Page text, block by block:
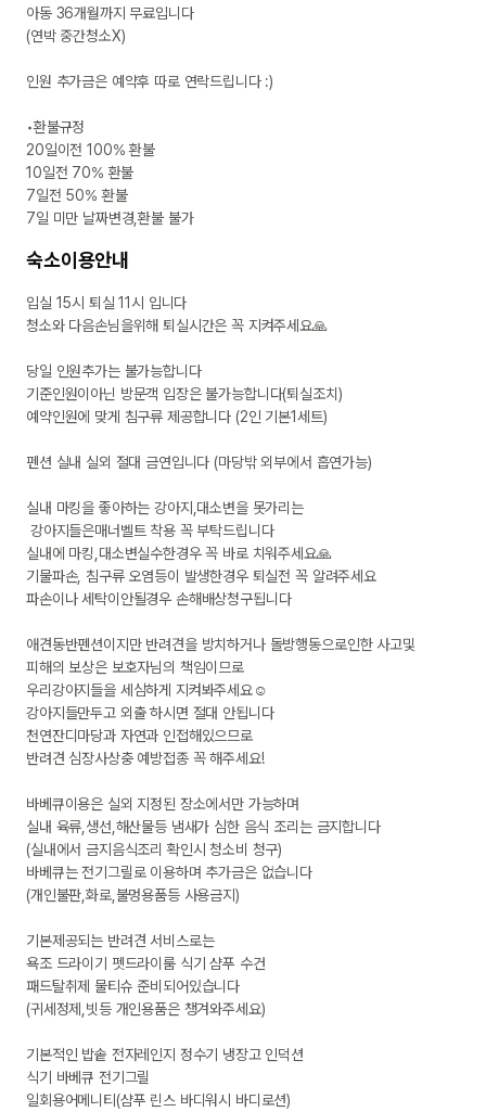
아동 36개월까지 무료입니다
(연박 중간청소X)
인원 추가금은 예약후 따로 연락드립니다 :)
•환불규정
20일이전 100% 환불
10일전 70% 환불
7일전 50% 환불
7일 미만 날짜변경,환불 불가
숙소이용안내
입실 15시 퇴실 11시 입니다
청소와 다음손님을위해 퇴실시간은 꼭 지켜주세요🙏
당일 인원추가는 불가능합니다
기준인원이아닌 방문객 입장은 불가능합니다(퇴실조치)
예약인원에 맞게 침구류 제공합니다 (2인 기본1세트)
펜션 실내 실외 절대 금연입니다 (마당밖 외부에서 흡연가능)
실내 마킹을 좋아하는 강아지,대소변을 못가리는
실내에 마킹,대소변실수한경우 꼭 바로 치워주세요🙏
기물파손, 침구류 오염등이 발생한경우 퇴실전 꼭 알려주세요
파손이나 세탁이안될경우 손해배상청구됩니다
애견동반펜션이지만 반려견을 방치하거나 돌방행동으로인한 사고및
피해의 보상은 보호자님의 책임이므로
우리강아지들을 세심하게 지켜봐주세요☺️
강아지들만두고 외출 하시면 절대 안됩니다
천연잔디마당과 자연과 인접해있으므로
반려견 심장사상충 예방접종 꼭 해주세요!
바베큐이용은 실외 지정된 장소에서만 가능하며
실내 육류,생선,해산물등 냄새가 심한 음식 조리는 금지합니다
(실내에서 금지음식조리 확인시 청소비 청구)
바베큐는 전기그릴로 이용하며 추가금은 없습니다
(개인불판,화로,불멍용품등 사용금지)
기본제공되는 반려견 서비스로는
욕조 드라이기 펫드라이룸 식기 샴푸 수건
패드탈취제 물티슈 준비되어있습니다
(귀세정제,빗등 개인용품은 챙겨와주세요)
기본적인 밥솥 전자레인지 정수기 냉장고 인덕션
식기 바베큐 전기그릴
일회용어메니티(샴푸 린스 바디워시 바디로션)